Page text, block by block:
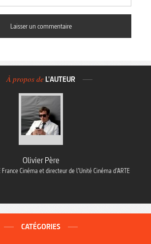
À propos de L'AUTEUR
Olivier Père
Cinéma et directeur de l’Unité Cinéma d’ARTE
CATÉGORIES